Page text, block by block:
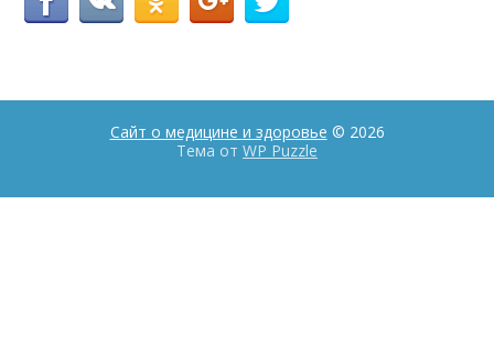
Сайт о медицине и здоровье © 2026
Тема от WP Puzzle